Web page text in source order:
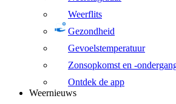
Weerflits
Gezondheid
Gevoelstemperatuur
Zonsopkomst en -
Ontdek de app
Weernieuws